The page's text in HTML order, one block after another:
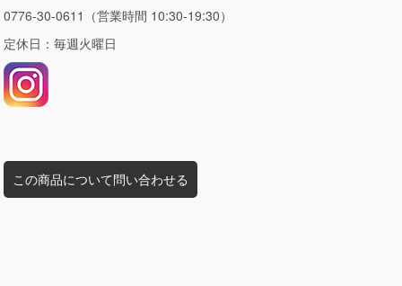
0776-30-0611（営業時間 10:30-19:30）
定休日：毎週火曜日
この商品について問い合わせる